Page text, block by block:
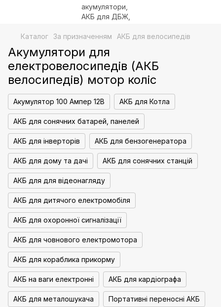
Каталог За призначенням АКБ для велосипедів
Акумулятори для
електровелосипедів (АКБ
велосипедів) мотор коліс
Акумулятор 100 Ампер 12В АКБ для Котла
АКБ для сонячних батарей, панелей
АКБ для інверторів АКБ для бензогенератора
АКБ для дому та дачі АКБ для сонячних станцій
АКБ для для відеонагляду
АКБ для дитячого електромобіля
АКБ для охоронної сигналізації
АКБ для човнового електромотора
АКБ для кораблика прикорму
АКБ на ваги електронні АКБ для кардіографа
АКБ для металошукача Портативні переносні АКБ